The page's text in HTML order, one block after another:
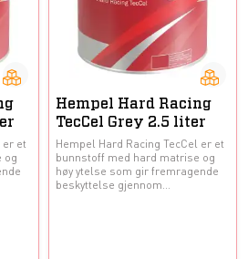
er et
og
Hempel Hard Racing
TecCel Grey 2.5 liter
Hempel Hard Racing TecCel er et
bunnstoff med hard matrise og
høy ytelse som gir fremragende
beskyttelse gjennom...